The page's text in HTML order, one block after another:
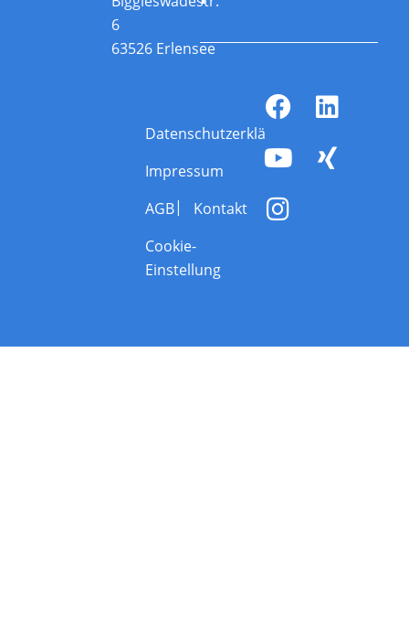
6
63526 Erlensee
Datenschutzerklärung
Impressum
AGB
Kontakt
Cookie-
Einstellung